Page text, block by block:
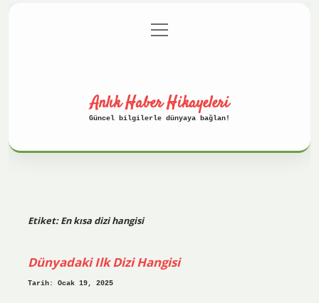
Gizlilik Politikası
menüyü
aç
Anlık Haber Hikayeleri
Güncel bilgilerle dünyaya bağlan!
Etiket:En kısa dizi hangisi
Dünyadaki Ilk Dizi Hangisi
Tarih: Ocak 19, 2025